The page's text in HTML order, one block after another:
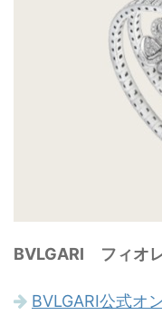
BVLGARI フィオ
BVLGARI公式オ